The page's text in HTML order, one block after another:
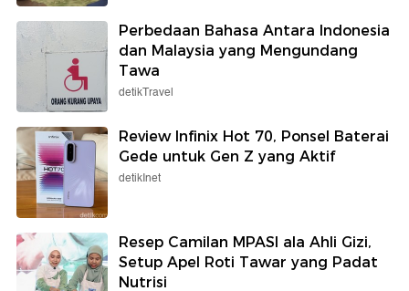
Perbedaan Bahasa Antara Indonesia
dan Malaysia yang Mengundang
Tawa
detikTravel
Review Infinix Hot 70, Ponsel Baterai
Gede untuk Gen Z yang Aktif
detikInet
Resep Camilan MPASI ala Ahli Gizi,
Setup Apel Roti Tawar yang Padat
Nutrisi